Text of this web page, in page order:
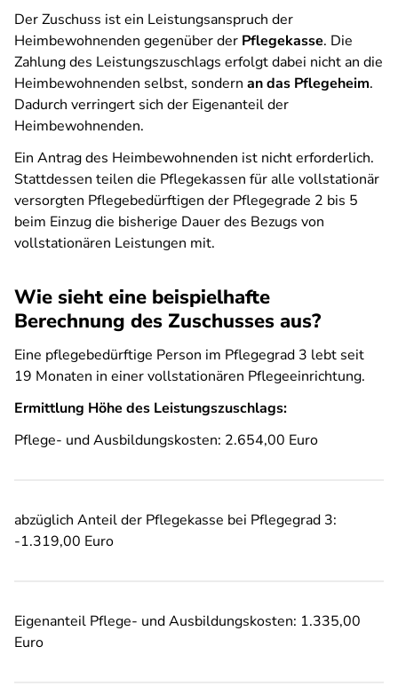
Der Zuschuss ist ein Leistungsanspruch der
Heimbewohnenden gegenüber der Pflegekasse. Die
Zahlung des Leistungszuschlags erfolgt dabei nicht an die
Heimbewohnenden selbst, sondern an das Pflegeheim.
Dadurch verringert sich der Eigenanteil der
Heimbewohnenden.
Ein Antrag des Heimbewohnenden ist nicht erforderlich.
Stattdessen teilen die Pflegekassen für alle vollstationär
versorgten Pflegebedürftigen der Pflegegrade 2 bis 5
beim Einzug die bisherige Dauer des Bezugs von
vollstationären Leistungen mit.
Wie sieht eine beispielhafte
Berechnung des Zuschusses aus?
Eine pflegebedürftige Person im Pflegegrad 3 lebt seit
19 Monaten in einer vollstationären Pflegeeinrichtung.
Ermittlung Höhe des Leistungszuschlags:
Pflege- und Ausbildungskosten: 2.654,00 Euro
abzüglich Anteil der Pflegekasse bei Pflegegrad 3:
-1.319,00 Euro
Eigenanteil Pflege- und Ausbildungskosten: 1.335,00
Euro